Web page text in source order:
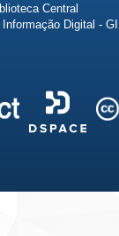
Central
Digital -